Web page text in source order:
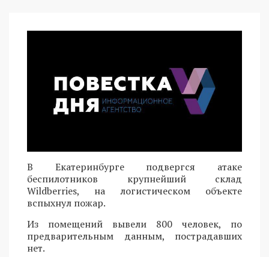
В Екатеринбурге подвергся атаке
беспилотников крупнейший склад
Wildberries, на логистическом объекте
вспыхнул пожар.
Из помещений вывели 800 человек, по
предварительным данным, пострадавших
нет.